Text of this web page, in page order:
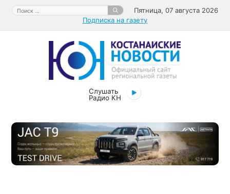
Перейти
содержимому
Поиск:
Пятница, 07 августа 2026
Подписка на газету
Слушать
Радио КН